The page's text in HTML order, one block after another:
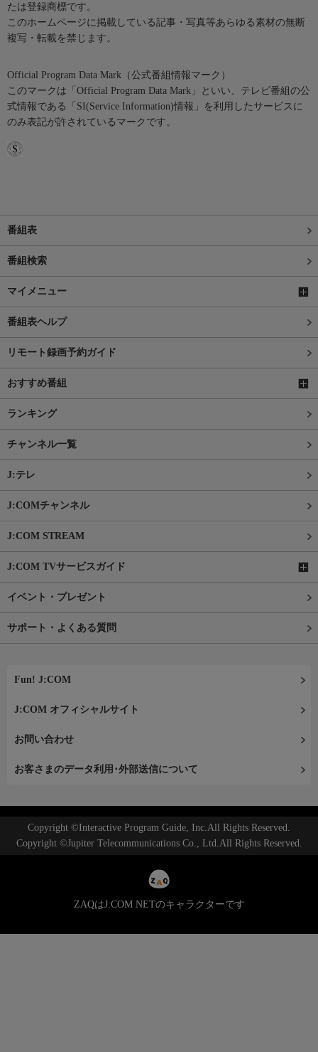
たは登録商標です。
このホームページに掲載している記事・写真等あらゆる素材の無断
複写・転載を禁じます。
Official Program Data Mark（公式番組情報マーク）
このマークは「Official Program Data Mark」といい、テレビ番組の公
式情報である「SI(Service Information)情報」を利用したサービスに
のみ表記が許されているマークです。
番組表
番組検索
マイメニュー
番組表ヘルプ
リモート録画予約ガイド
おすすめ番組
ランキング
チャンネル一覧
J:テレ
J:COMチャンネル
J:COM STREAM
J:COM TVサービスガイド
イベント・プレゼント
サポート・よくある質問
Fun! J:COM
J:COM オフィシャルサイト
お問い合わせ
お客さまのデータ利用･外部送信について
Copyright ©Interactive Program Guide, Inc.All Rights Reserved.
Copyright ©Jupiter Telecommunications Co., Ltd.All Rights Reserved.
ZAQはJ:COM NETのキャラクターです